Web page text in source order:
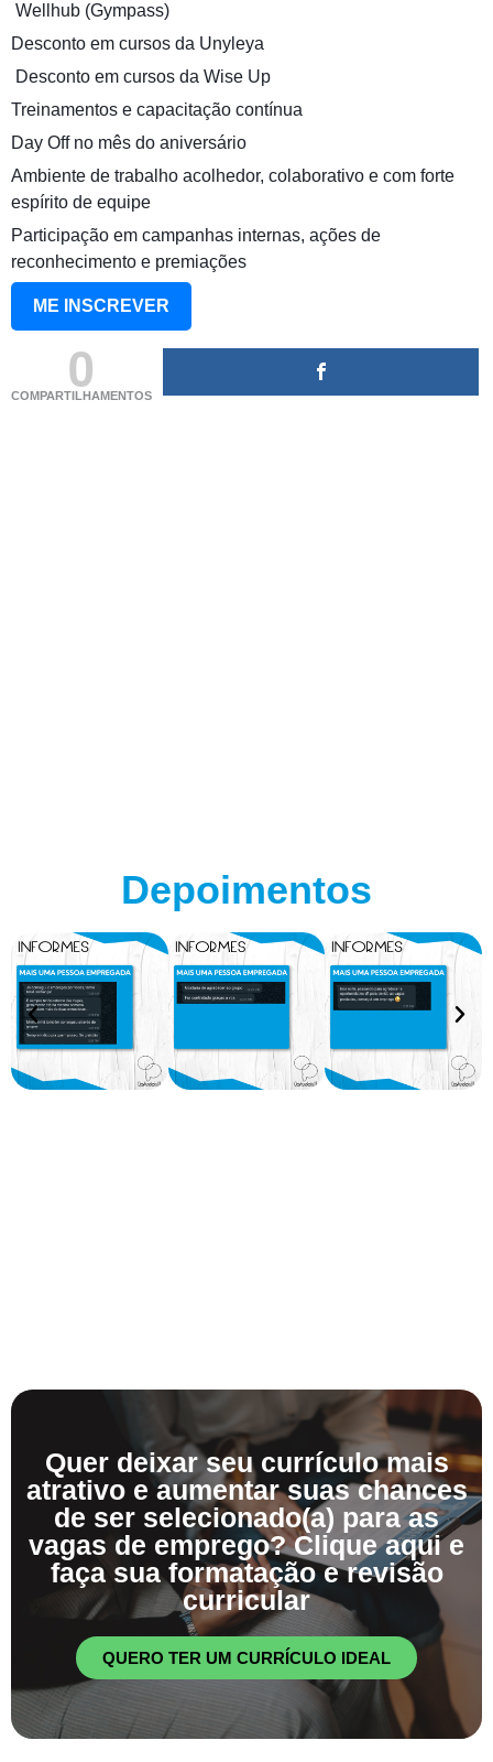
️ Wellhub (Gympass)
Desconto em cursos da Unyleya
️ Desconto em cursos da Wise Up
Treinamentos e capacitação contínua
Day Off no mês do aniversário
Ambiente de trabalho acolhedor, colaborativo e com forte
espírito de equipe
Participação em campanhas internas, ações de
reconhecimento e premiações
ME INSCREVER
0
COMPARTILHAMENTOS
Depoimentos
Quer deixar seu currículo mais
atrativo e aumentar suas chances
de ser selecionado(a) para as
vagas de emprego? Clique aqui e
faça sua formatação e revisão
curricular
QUERO TER UM CURRÍCULO IDEAL